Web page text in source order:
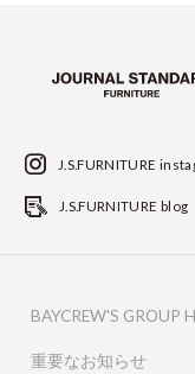
J.S.FURNITURE
J.S.FURNITURE blog
BAYCREW'S GROUP
重要なお知らせ